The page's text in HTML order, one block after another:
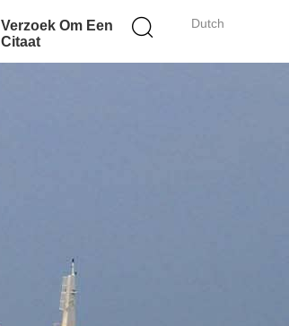
Dutch
Verzoek Om Een
Citaat